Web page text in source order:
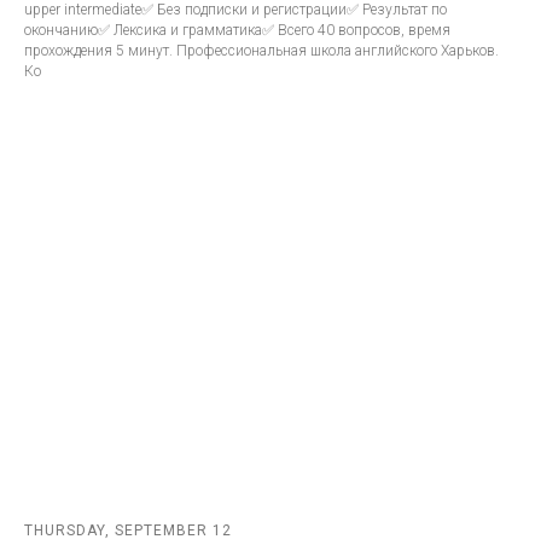
upper intermediate✅ Без подписки и регистрации✅ Результат по
окончанию✅ Лексика и грамматика✅ Всего 40 вопросов, время
прохождения 5 минут. Профессиональная школа английского Харьков.
Ко
THURSDAY, SEPTEMBER 12